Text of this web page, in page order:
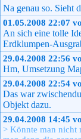
Na genau so. Sieht
01.05.2008 22:07
An sich eine tolle
Erdklumpen-
29.04.2008 22:56
Hm, Umsetzung
29.04.2008 22:54
Das war
Objekt dazu.
29.04.2008 14:45
> Könnte man nicht